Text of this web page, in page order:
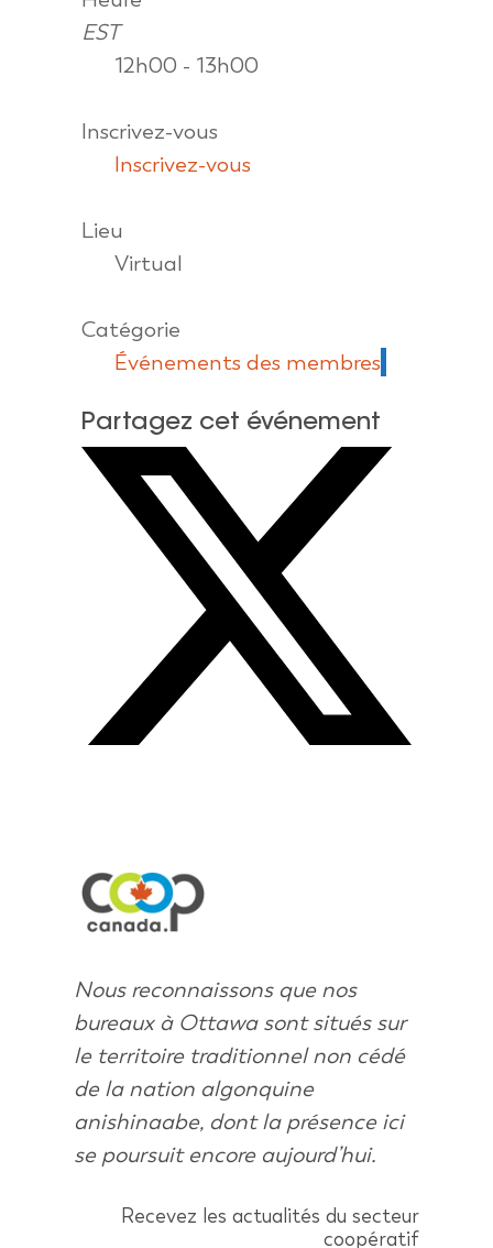
EST
12h00 - 13h00
Inscrivez-vous
Inscrivez-vous
Lieu
Virtual
Catégorie
Événements des membres
Partagez cet événement
Nous reconnaissons que nos
bureaux à Ottawa sont situés sur
le territoire traditionnel non cédé
de la nation algonquine
anishinaabe, dont la présence ici
se poursuit encore aujourd’hui.
Recevez les actualités du secteur
coopératif